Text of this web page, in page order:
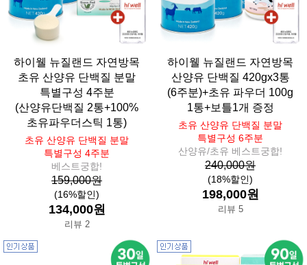
하이웰 뉴질랜드 자연방목
초유 산양유 단백질 분말
특별구성 4주분
(산양유단백질 2통+100%
초유파우더스틱 1통)
초유 산양유 단백질 분말
특별구성 4주분
베스트궁합!
159,000원
(16%할인)
134,000원
리뷰 2
하이웰 뉴질랜드 자연방목
산양유 단백질 420gx3통
(6주분)+초유 파우더 100g
1통+보틀1개 증정
초유 산양유 단백질 분말
특별구성 6주분
산양유/초유 베스트궁합!
240,000원
(18%할인)
198,000원
리뷰 5